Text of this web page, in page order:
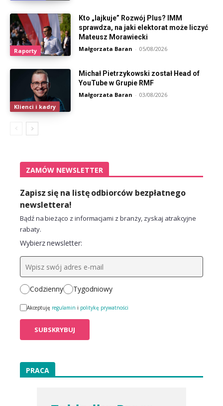
Raporty
Kto „lajkuje” Rozwój Plus? IMM
sprawdza, na jaki elektorat może liczyć
Mateusz Morawiecki
Małgorzata Baran - 05/08/2026
Klienci i kadry
Michał Pietrzykowski został Head of
YouTube w Grupie RMF
Małgorzata Baran - 03/08/2026
ZAMÓW NEWSLETTER
Zapisz się na listę odbiorców bezpłatnego
newslettera!
Bądź na bieżąco z informacjami z branży, zyskaj atrakcyjne
rabaty.
Wybierz newsletter:
Codzienny Tygodniowy
Akceptuję regulamin i politykę prywatności
PRACA